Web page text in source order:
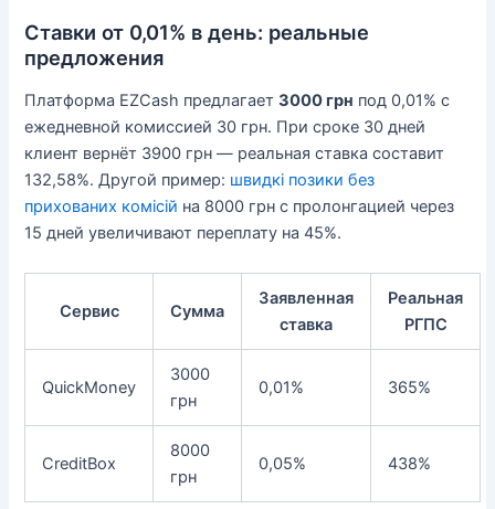
Ставки от 0,01% в день: реальные
предложения
Платформа EZCash предлагает3000 грн под 0,01% с
ежедневной комиссией 30 грн. При сроке 30 дней
клиент вернёт 3900 грн — реальная ставка составит
132,58%. Другой пример: швидкі позики без
прихованих комісій на 8000 грн с пролонгацией через
15 дней увеличивают переплату на 45%.
Сервис Сумма
Заявленная
ставка
Реальная
РГПС
QuickMoney
3000
грн
0,01% 365%
CreditBox
8000
грн
0,05% 438%